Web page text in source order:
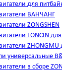
для
ВАНЧАНГ
ZONGSHEN
LONCIN
ZHONGMU
универсальные
в сборе